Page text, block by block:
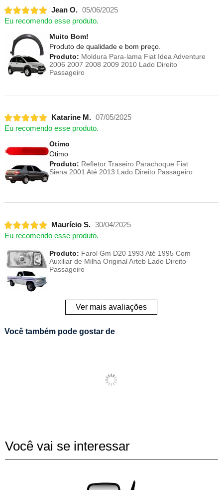
Jean O. 05/06/2025
Eu recomendo esse produto.
Muito Bom!
Produto de qualidade e bom preço.
Produto: Moldura Para-lama Fiat Idea Adventure
2006 2007 2008 2009 2010 Lado Direito
Passageiro
Katarine M. 07/05/2025
Eu recomendo esse produto.
Otimo
Otimo
Produto: Refletor Traseiro Parachoque Fiat
Siena 2001 Até 2013 Lado Direito Passageiro
Maurício S. 30/04/2025
Eu recomendo esse produto.
Produto: Farol Gm D20 1993 Até 1995 Com
Auxiliar de Milha Original Arteb Lado Direito
Passageiro
Ver mais avaliações
Você também pode gostar de
Você vai se interessar